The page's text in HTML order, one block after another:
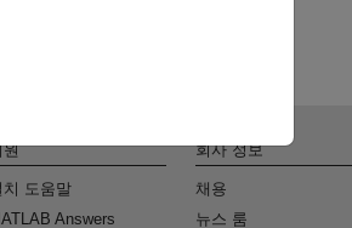
원
치 도움말
Answers
회사 정보
채용
뉴스 룸